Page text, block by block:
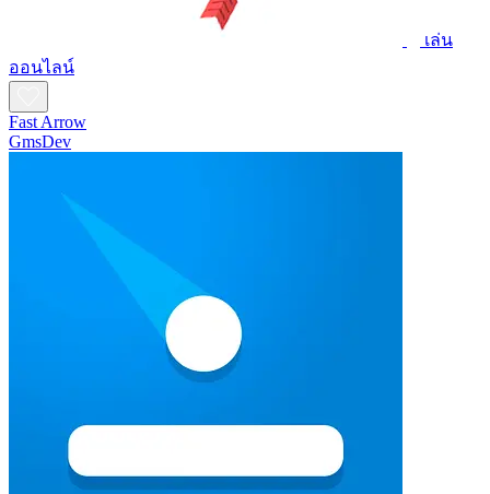
เล่น
ออนไลน์
Fast Arrow
GmsDev